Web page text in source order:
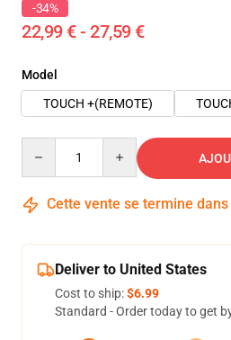
-34%
22,99 € - 27,59 €
Model
TOUCH +(REMOTE)
Cette vente se termine dans
Deliver to United States
Cost to ship:$6.99
Standard - Order today to get